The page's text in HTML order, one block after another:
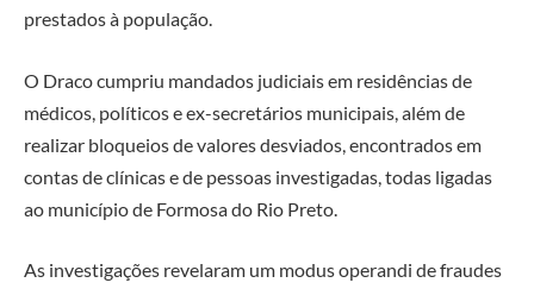
prestados à população.
O Draco cumpriu mandados judiciais em residências de
médicos, políticos e ex-secretários municipais, além de
realizar bloqueios de valores desviados, encontrados em
contas de clínicas e de pessoas investigadas, todas ligadas
ao município de Formosa do Rio Preto.
As investigações revelaram um modus operandi de fraudes